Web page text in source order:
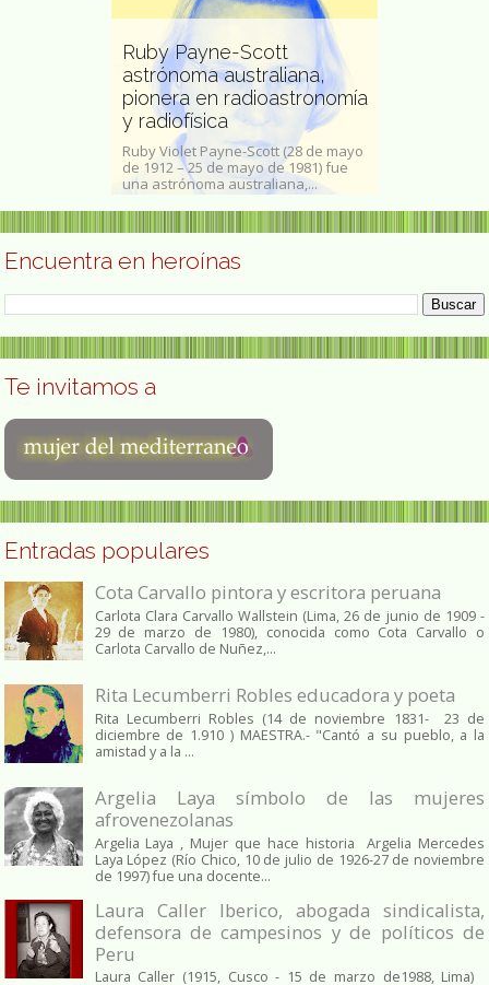
Ruby Payne-Scott
astrónoma australiana,
pionera en radioastronomía
y radiofísica
Ruby Violet Payne-Scott (28 de mayo
de 1912 – 25 de mayo de 1981) fue
una astrónoma australiana,...
Encuentra en heroínas
Te invitamos a
Entradas populares
Cota Carvallo pintora y escritora peruana
Carlota Clara Carvallo Wallstein (Lima, 26 de junio de 1909 -
29 de marzo de 1980), conocida como Cota Carvallo o
Carlota Carvallo de Nuñez,...
Rita Lecumberri Robles educadora y poeta
Rita Lecumberri Robles (14 de noviembre 1831- 23 de
diciembre de 1.910 ) MAESTRA.- "Cantó a su pueblo, a la
amistad y a la ...
Argelia Laya símbolo de las mujeres
afrovenezolanas
Argelia Laya , Mujer que hace historia Argelia Mercedes
Laya López (Río Chico, 10 de julio de 1926-27 de noviembre
de 1997) fue una docente...
Laura Caller Iberico, abogada sindicalista,
defensora de campesinos y de políticos de
Peru
Laura Caller (1915, Cusco - 15 de marzo de1988, Lima)